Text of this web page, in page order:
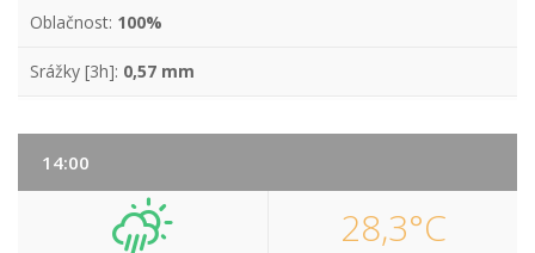
Oblačnost: 100%
Srážky [3h]: 0,57 mm
14:00
28,3°C